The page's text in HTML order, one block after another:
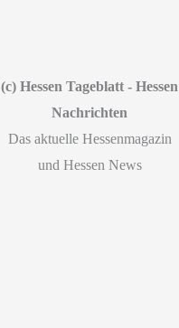
(c) Hessen Tageblatt - Hessen
Nachrichten
Das aktuelle Hessenmagazin
und Hessen News